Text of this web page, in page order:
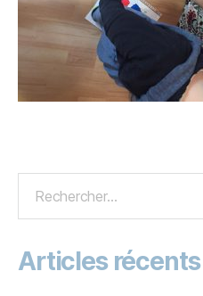
Articles récents